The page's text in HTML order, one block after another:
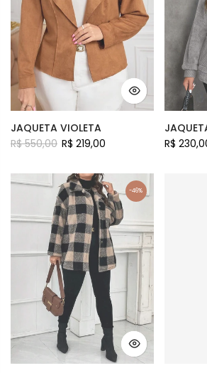
JAQUETA VIOLETA
R$ 550,00 R$ 219,00
R$
-46%